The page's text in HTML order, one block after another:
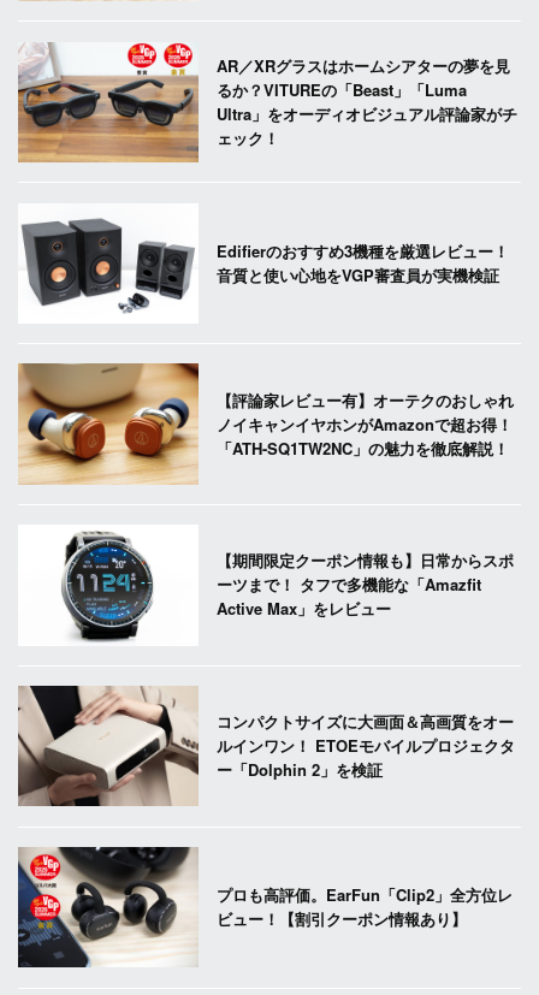
AR／XRグラスはホームシアターの夢を見
るか？VITUREの「Beast」「Luma
Ultra」をオーディオビジュアル評論家がチ
ェック！
Edifierのおすすめ3機種を厳選レビュー！
音質と使い心地をVGP審査員が実機検証
【評論家レビュー有】オーテクのおしゃれ
ノイキャンイヤホンがAmazonで超お得！
「ATH-SQ1TW2NC」の魅力を徹底解説！
【期間限定クーポン情報も】日常からスポ
ーツまで！ タフで多機能な「Amazfit
Active Max」をレビュー
コンパクトサイズに大画面＆高画質をオー
ルインワン！ ETOEモバイルプロジェクタ
ー「Dolphin 2」を検証
プロも高評価。EarFun「Clip2」全方位レ
ビュー！【割引クーポン情報あり】